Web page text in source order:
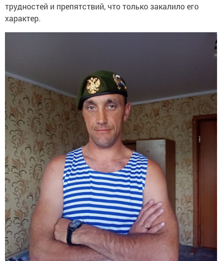
трудностей и препятствий, что только закалило его
характер.